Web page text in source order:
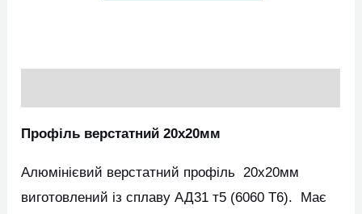
Профіль верстатний 20х20мм
Алюмінієвий верстатний профіль 20х20мм
виготовлений із сплаву АД31 т5 (6060 Т6). Має